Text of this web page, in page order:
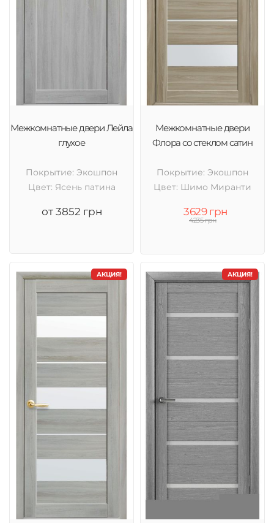
Межкомнатные двери Лейла
глухое
Покрытие: Экошпон
Цвет: Ясень патина
от 3852 грн
Межкомнатные двери
Флора со стеклом сатин
Покрытие: Экошпон
Цвет: Шимо Миранти
3629 грн
4235 грн
АКЦИЯ! АКЦИЯ!